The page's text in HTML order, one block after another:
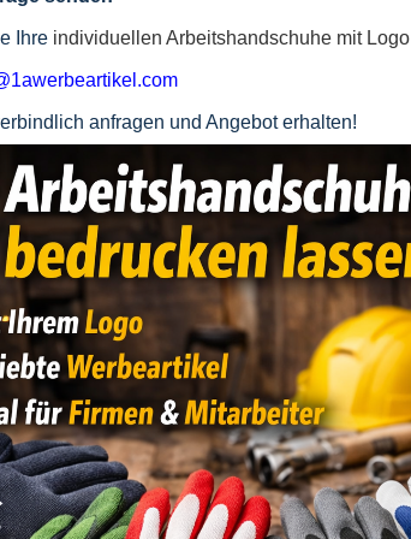
Ihre individuellen Arbeitshandschuhe mit Logo
anfragen und Angebot erhalten!